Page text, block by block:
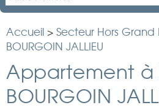
Accueil > Secteur Hors Grand
BOURGOIN JALLIEU
Appartement à
BOURGOIN